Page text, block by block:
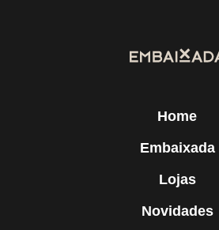
Home
Embaixada
Lojas
Novidades